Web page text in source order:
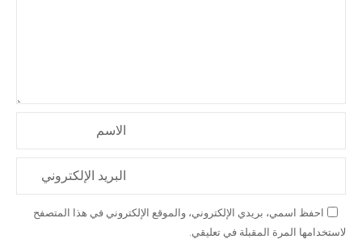
الاسم
البريد الإلكتروني
احفظ اسمي، بريدي الإلكتروني، والموقع الإلكتروني في هذا المتصفح
لاستخدامها المرة المقبلة في تعليقي.